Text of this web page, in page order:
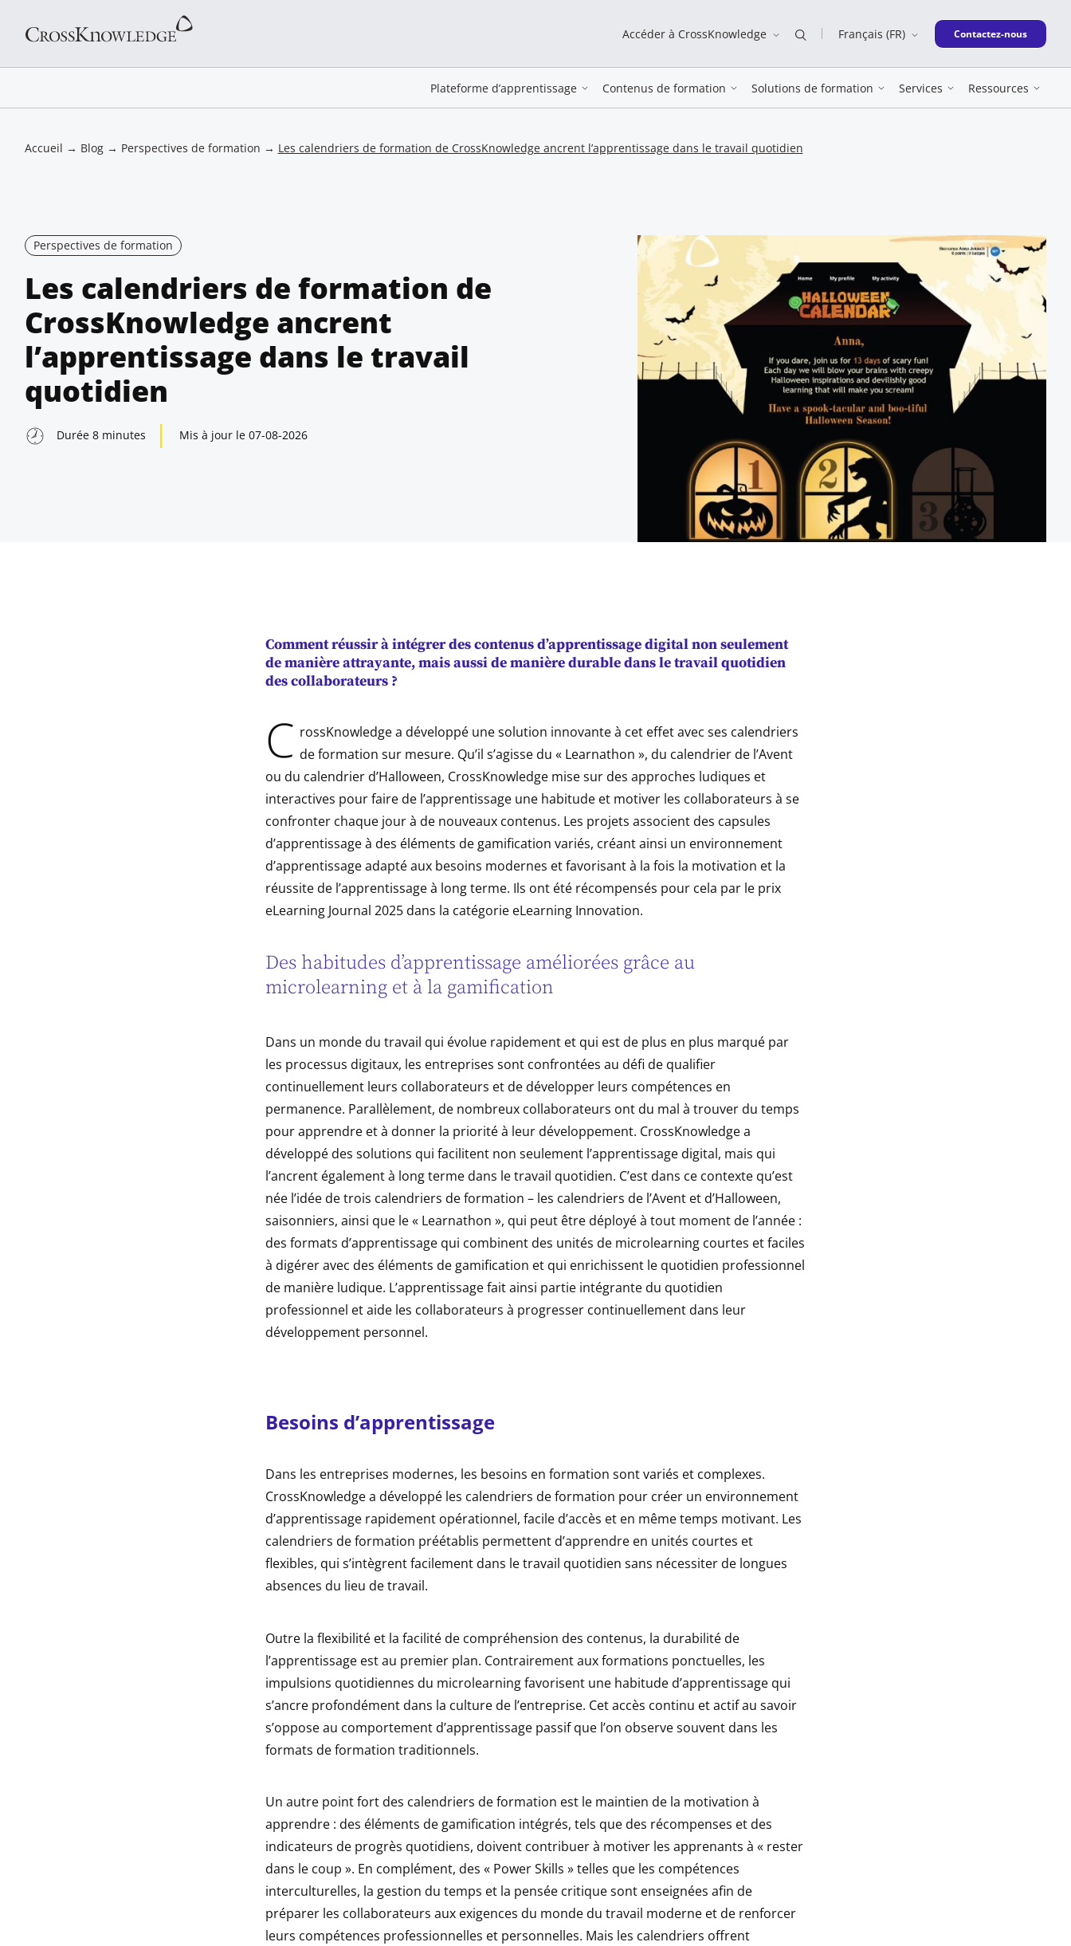
Accéder à CrossKnowledge Français (FR) New window
Contactez-nous
Plateforme d’apprentissage Contenus de formation Solutions de formation Services Ressources
Accueil → Blog→ Perspectives de formation → Les calendriers de formation de CrossKnowledge ancrent l’apprentissage dans le travail quotidien
Perspectives de formation
Les calendriers de formation de
CrossKnowledge ancrent
l’apprentissage dans le travail
quotidien
Durée 8 minutes Mis à jour le 07-08-2026
Comment réussir à intégrer des contenus d’apprentissage digital non seulement
de manière attrayante, mais aussi de manière durable dans le travail quotidien
des collaborateurs ?
C rossKnowledge a développé une solution innovante à cet effet avec ses calendriers
de formation sur mesure. Qu’il s’agisse du « Learnathon », du calendrier de l’Avent
ou du calendrier d’Halloween, CrossKnowledge mise sur des approches ludiques et
interactives pour faire de l’apprentissage une habitude et motiver les collaborateurs à se
confronter chaque jour à de nouveaux contenus. Les projets associent des capsules
d’apprentissage à des éléments de gamification variés, créant ainsi un environnement
d’apprentissage adapté aux besoins modernes et favorisant à la fois la motivation et la
réussite de l’apprentissage à long terme. Ils ont été récompensés pour cela par le prix
eLearning Journal 2025 dans la catégorie eLearning Innovation.
Des habitudes d’apprentissage améliorées grâce au
microlearning et à la gamification
Dans un monde du travail qui évolue rapidement et qui est de plus en plus marqué par
les processus digitaux, les entreprises sont confrontées au défi de qualifier
continuellement leurs collaborateurs et de développer leurs compétences en
permanence. Parallèlement, de nombreux collaborateurs ont du mal à trouver du temps
pour apprendre et à donner la priorité à leur développement. CrossKnowledge a
développé des solutions qui facilitent non seulement l’apprentissage digital, mais qui
l’ancrent également à long terme dans le travail quotidien. C’est dans ce contexte qu’est
née l’idée de trois calendriers de formation – les calendriers de l’Avent et d’Halloween,
saisonniers, ainsi que le « Learnathon », qui peut être déployé à tout moment de l’année :
des formats d’apprentissage qui combinent des unités de microlearning courtes et faciles
à digérer avec des éléments de gamification et qui enrichissent le quotidien professionnel
de manière ludique. L’apprentissage fait ainsi partie intégrante du quotidien
professionnel et aide les collaborateurs à progresser continuellement dans leur
développement personnel.
Besoins d’apprentissage
Dans les entreprises modernes, les besoins en formation sont variés et complexes.
CrossKnowledge a développé les calendriers de formation pour créer un environnement
d’apprentissage rapidement opérationnel, facile d’accès et en même temps motivant. Les
calendriers de formation préétablis permettent d’apprendre en unités courtes et
flexibles, qui s’intègrent facilement dans le travail quotidien sans nécessiter de longues
absences du lieu de travail.
Outre la flexibilité et la facilité de compréhension des contenus, la durabilité de
l’apprentissage est au premier plan. Contrairement aux formations ponctuelles, les
impulsions quotidiennes du microlearning favorisent une habitude d’apprentissage qui
s’ancre profondément dans la culture de l’entreprise. Cet accès continu et actif au savoir
s’oppose au comportement d’apprentissage passif que l’on observe souvent dans les
formats de formation traditionnels.
Un autre point fort des calendriers de formation est le maintien de la motivation à
apprendre : des éléments de gamification intégrés, tels que des récompenses et des
indicateurs de progrès quotidiens, doivent contribuer à motiver les apprenants à « rester
dans le coup ». En complément, des « Power Skills » telles que les compétences
interculturelles, la gestion du temps et la pensée critique sont enseignées afin de
préparer les collaborateurs aux exigences du monde du travail moderne et de renforcer
leurs compétences professionnelles et personnelles. Mais les calendriers offrent